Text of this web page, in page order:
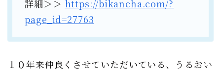
詳細＞＞ https://bikancha.com/?
page_id=27763
１０年来仲良くさせていただいている、うるおい